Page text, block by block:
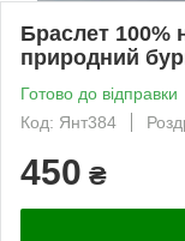
Браслет 100%
природний
Готово до відправки
Код: Янт384
450 ₴